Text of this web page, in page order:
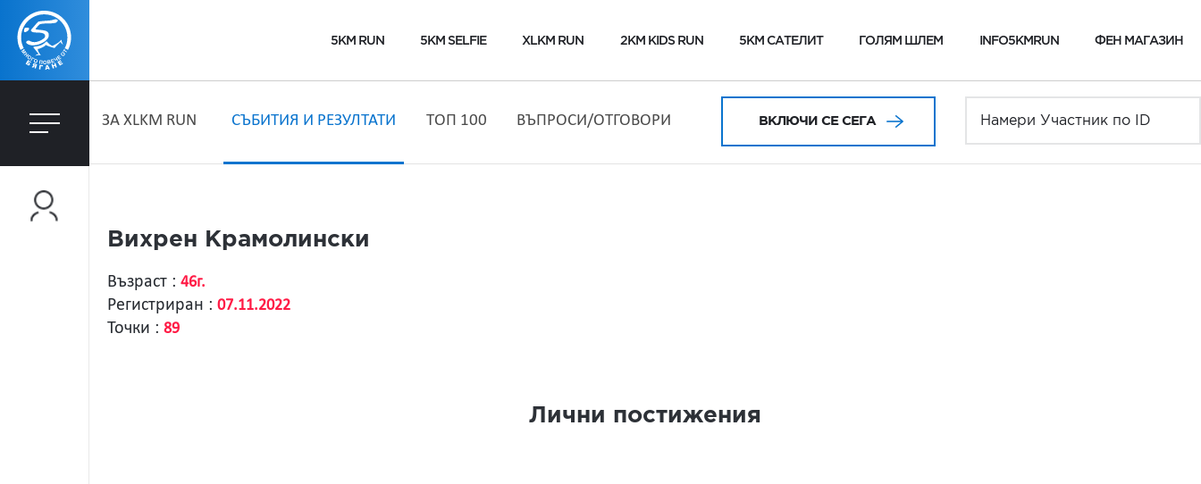
5KM RUN 5KM SELFIE XLKM RUN 2KM KIDS RUN 5KM САТЕЛИТ ГОЛЯМ ШЛЕМ INFO5KMRUN ФЕН МАГАЗИН
ЗA XLKM RUN СЪБИТИЯ И РЕЗУЛТАТИ ТОП 100 ВЪПРОСИ/ОТГОВОРИ ВКЛЮЧИ СЕ СЕГА
Вихрен Крамолински
Възраст : 46г.
Регистриран : 07.11.2022
Точки : 89
Лични постижения